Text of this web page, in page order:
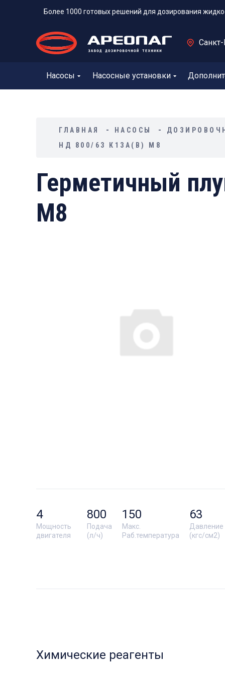
Более 1000 готовых решений для дозирования
Насосы Насосные установки
ГЛАВНАЯ НАСОСЫ
НД 800/63 К13А(В) М8
Герметичный
М8
Мощность
двигателя
4
Подача
(л/ч)
800
Макс.
Раб.температура
150
Давление
(кгс/см2)
63
Химические реагенты